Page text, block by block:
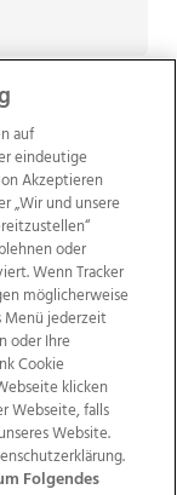
Jobs
Werbung
auf
eindeutige
Akzeptieren
„Wir und unsere
oder
Wenn Tracker
möglicherweise
Menü jederzeit
oder Ihre
Cookie
klicken
Webseite, falls
Website.
Folgendes